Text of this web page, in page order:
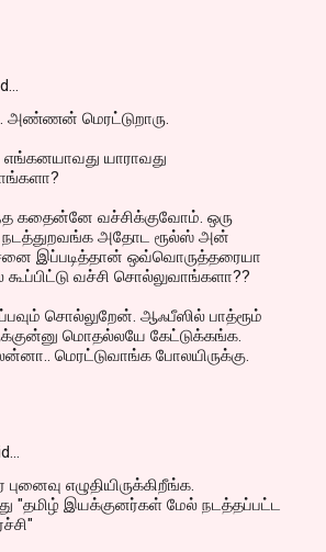
அண்ணன் மெரட்டுறாரு.
எங்கனயாவது யாராவது
கதைன்னே வச்சிக்குவோம். ஒரு
நடத்துறவங்க அதோட ரூல்ஸ் அன்
இப்படித்தான் ஒவ்வொருத்தரையா
வச்சி சொல்லுவாங்களா??
சொல்லுறேன். ஆஃபீஸில் பாத்ரூம்
மொதல்லயே கேட்டுக்கங்க.
மெரட்டுவாங்க போலயிருக்கு.
எழுதியிருக்கிறீங்க.
"தமிழ் இயக்குனர்கள் மேல் நடத்தப்பட்ட